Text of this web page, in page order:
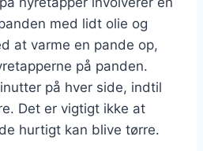
med lidt olie og
at varme en pande op,
på panden.
på hver side, indtil
Det er vigtigt ikke at
hurtigt kan blive tørre.